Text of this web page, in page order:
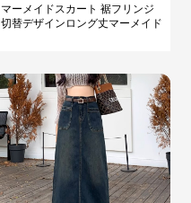
マーメイドスカート 裾フリンジ
切替デザインロング丈マーメイド